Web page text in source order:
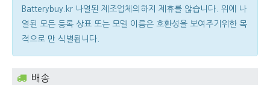
Batterybuy.kr 나열된 제조업체의하지 제휴를 않습니다. 위에 나
열된 모든 등록 상표 또는 모델 이름은 호환성을 보여주기위한 목
적으로 만 식별됩니다.
배송